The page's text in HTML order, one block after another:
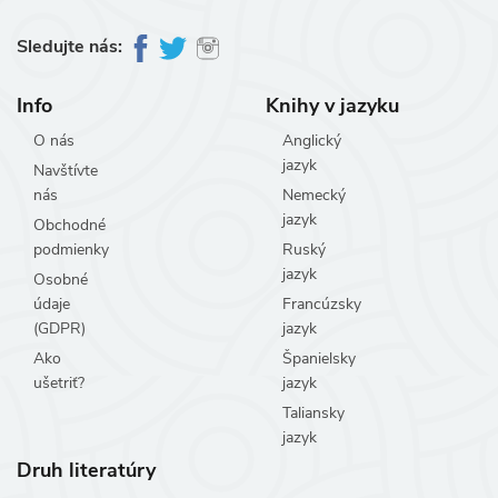
Sledujte nás:
Info
O nás
Navštívte
nás
Obchodné
podmienky
Osobné
údaje
(GDPR)
Ako
ušetriť?
Knihy v jazyku
Anglický
jazyk
Nemecký
jazyk
Ruský
jazyk
Francúzsky
jazyk
Španielsky
jazyk
Taliansky
jazyk
Druh literatúry